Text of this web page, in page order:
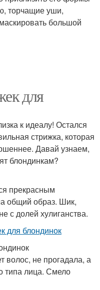
торчащие уши,
большой
для
к идеалу! Остался
стрижка, которая
Давай узнаем,
блондинкам?
прекрасным
общий образ. Шик,
с долей хулиганства.
не прогадала, а
типа лица. Смело